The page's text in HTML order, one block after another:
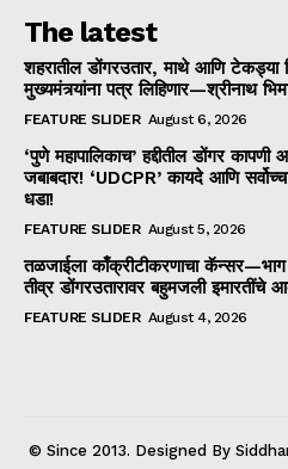
The latest
शहरातील डोंगरउतार, माथे आणि टेकड्या
मुख्यमंत्र्यांना पत्र लिहिणार—श्रीनाथ
FEATURE SLIDER August 6, 2026
‘पुणे महापालिकाच’ हद्दीतील डोंगर कापणी
जबाबदार! ‘UDCPR’ कायदे आणि सर्वोच्च
धडा!
FEATURE SLIDER August 5, 2026
तळजाईला काँक्रीटीकरणाचा
तीव्र डोंगरउतारावर बहुमजली इमारतींचे
FEATURE SLIDER August 4, 2026
© Since 2013. Designed By